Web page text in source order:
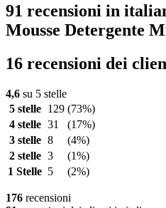
91 recensioni in
Mousse Detergente
16 recensioni dei
4,6 su 5 stelle
5 stelle
129 (73%)
4 stelle 31
(17%)
3 stelle 8
(4%)
2 stelle 3
(1%)
1 Stelle 5 (2%)
176 recensioni